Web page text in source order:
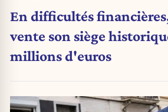
En difficultés
vente son siège historique pour
millions d'euros